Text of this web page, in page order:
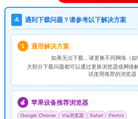
⚠️ 遇到下载问题？请参考以下解决方案
1 通用解决方案
如果无法下载，请更换不同网络（如
大部分下载问题都可以通过更换浏览器或网络
试使用推荐的浏览器
🍎 苹果设备推荐浏览器
Google Chrome Via浏览器 Safari Firefox